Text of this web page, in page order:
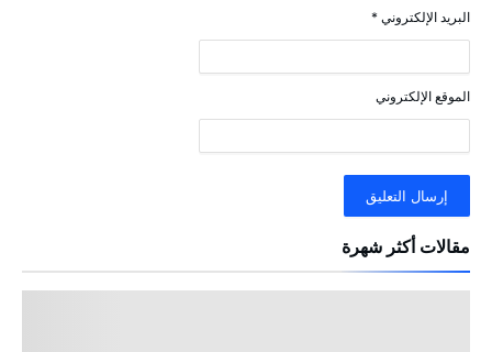
البريد الإلكتروني *
الموقع الإلكتروني
مقالات أكثر شهرة